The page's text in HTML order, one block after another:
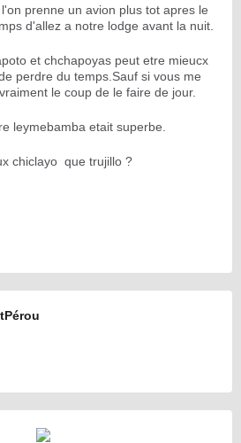
prenne un avion plus tot apres le
d'allez a notre lodge avant la nuit.
et chchapoyas peut etre mieucx
perdre du temps.Sauf si vous me
le coup de le faire de jour.
leymebamba etait superbe.
chiclayo que trujillo ?